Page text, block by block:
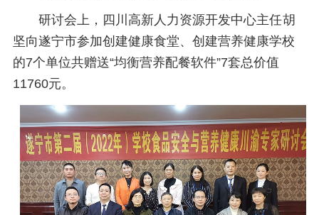
研讨会上，四川高新人力资源开发中心主任胡
坚向遂宁市参加创建健康食堂、创建营养健康学校
的7个单位共赠送“均衡营养配餐软件”7套总价值
11760元。